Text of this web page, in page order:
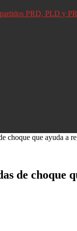
PRD, PLD y
choque que ayuda a
de choque